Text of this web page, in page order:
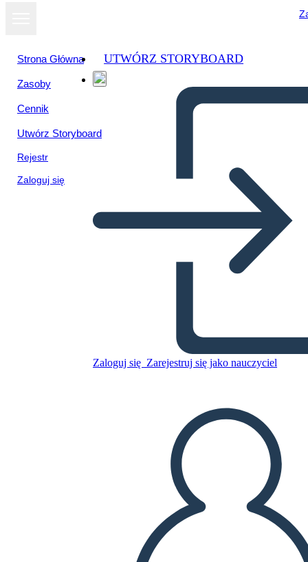
Strona Główna
Zasoby
Cennik
Utwórz Storyboard
Rejestr
Zaloguj się
UTWÓRZ STORYBOARD
Zaloguj się Zarejestruj się jako nauczyciel
Skopiuj tę scenorys
ODTWARZANIE POKAZU SLAJDÓW
PRZECZYTAJ MI
Wyświetl jako
pokaz slajdów